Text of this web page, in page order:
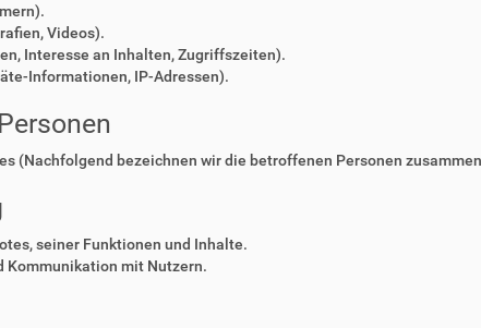
Videos).
Interesse an Inhalten, Zugriffszeiten).
Informationen, IP-Adressen).
(Nachfolgend bezeichnen wir die betroffenen Personen
seiner Funktionen und Inhalte.
Kommunikation mit Nutzern.